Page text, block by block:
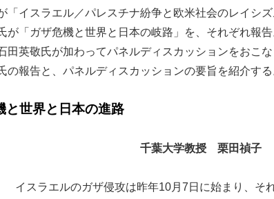
「イスラエル／パレスチナ紛争と欧米社会のレイシズ
が「ガザ危機と世界と日本の岐路」を、それぞれ報
田英敬氏が加わってパネルディスカッションをおこ
の報告と、パネルディスカッションの要旨を紹介する
と世界と日本の進路
千葉大学教授 栗
イスラエルのガザ侵攻は昨年10月7日に始まり、そ